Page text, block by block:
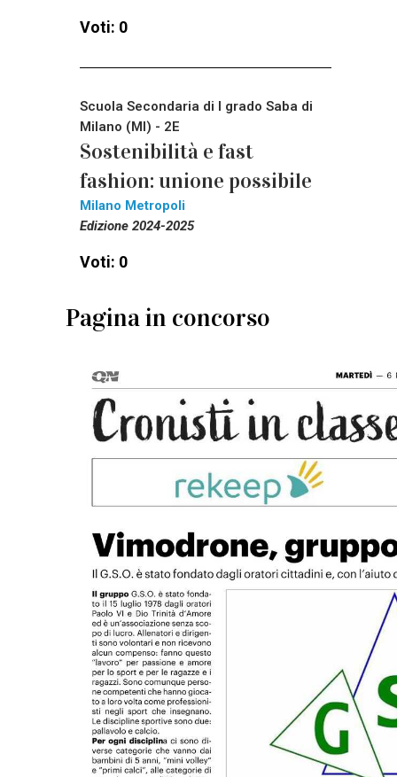
Voti: 0
Scuola Secondaria di I grado Saba di
Milano (MI) - 2E
Sostenibilità e fast
fashion: unione possibile
Milano Metropoli
Edizione 2024-2025
Voti: 0
Pagina in concorso